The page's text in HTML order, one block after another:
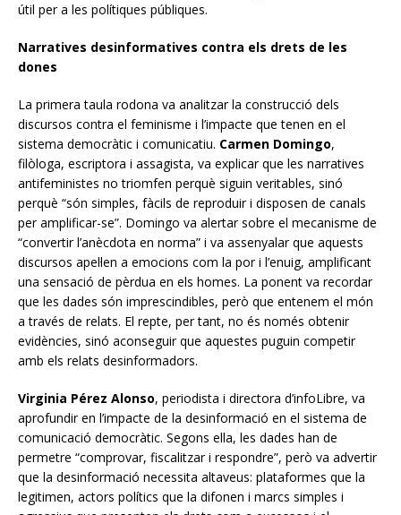
útil per a les polítiques públiques.
Narratives desinformatives contra els drets de les
dones
La primera taula rodona va analitzar la construcció dels
discursos contra el feminisme i l’impacte que tenen en el
sistema democràtic i comunicatiu. Carmen Domingo,
filòloga, escriptora i assagista, va explicar que les narratives
antifeministes no triomfen perquè siguin veritables, sinó
perquè “són simples, fàcils de reproduir i disposen de canals
per amplificar-se”. Domingo va alertar sobre el mecanisme de
“convertir l’anècdota en norma” i va assenyalar que aquests
discursos apel·len a emocions com la por i l’enuig, amplificant
una sensació de pèrdua en els homes. La ponent va recordar
que les dades són imprescindibles, però que entenem el món
a través de relats. El repte, per tant, no és només obtenir
evidències, sinó aconseguir que aquestes puguin competir
amb els relats desinformadors.
Virginia Pérez Alonso, periodista i directora d’infoLibre, va
aprofundir en l’impacte de la desinformació en el sistema de
comunicació democràtic. Segons ella, les dades han de
permetre “comprovar, fiscalitzar i respondre”, però va advertir
que la desinformació necessita altaveus: plataformes que la
legitimen, actors polítics que la difonen i marcs simples i